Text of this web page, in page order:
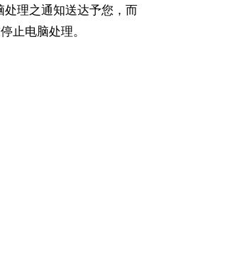
理之通知送达予您，而
止电脑处理。